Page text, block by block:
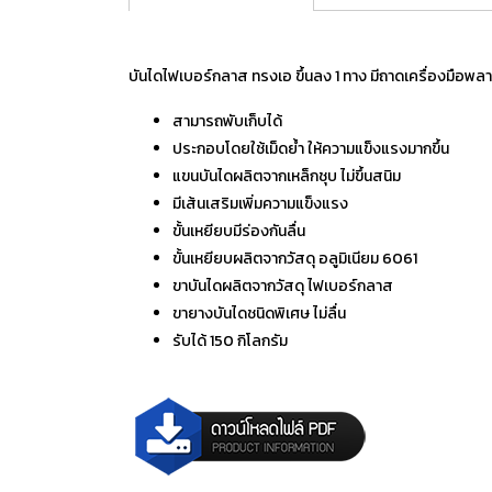
บันไดไฟเบอร์กลาส ทรงเอ ขึ้นลง 1 ทาง มีถาดเครื่องมือพ
สามารถพับเก็บได้
ประกอบโดยใช้เม็ดย้ำ ให้ความแข็งแรงมากขึ้น
แขนบันไดผลิตจากเหล็กชุบ ไม่ขึ้นสนิม
มีเส้นเสริมเพิ่มความแข็งแรง
ขั้นเหยียบมีร่องกันลื่น
ขั้นเหยียบผลิตจากวัสดุ อลูมิเนียม 6061
ขาบันไดผลิตจากวัสดุ ไฟเบอร์กลาส
ขายางบันไดชนิดพิเศษ ไม่ลื่น
รับได้ 150 กิโลกรัม